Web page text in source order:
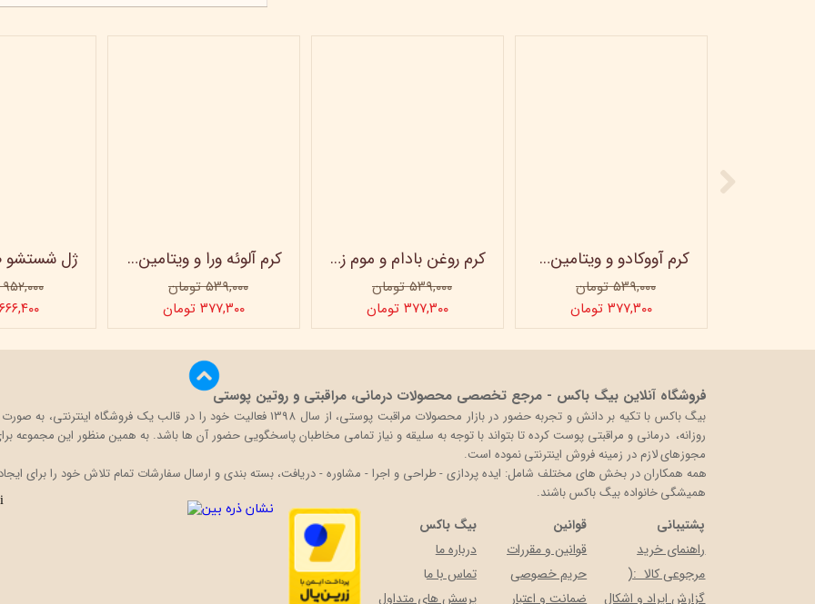
۹۵۲,۰۰۰ تومان
۶۶۶,۴۰۰
کرم آلوئه ورا و ویتامین e ویتابلا
۵۳۹,۰۰۰ تومان
۳۷۷,۳۰۰ تومان
کرم روغن بادام و موم زنبور عسل ویتابلا - 60 میلی لیتر
۵۳۹,۰۰۰ تومان
۳۷۷,۳۰۰ تومان
کرم آووکادو و ویتامینE ویتابلا - تیوپی 60 میلی‌لیتر
۵۳۹,۰۰۰ تومان
۳۷۷,۳۰۰ تومان
پشتیبانی
راهنمای خرید
مرجوعی کالا :(
گزارش ایراد و اشکال
قوانین
قوانین و مقررات
حریم خصوصی
ضمانت و اعتبار
بیگ باکس
درباره ما
تماس با ما
پرسش های متداول
فروشگاه آنلاین بیگ باکس - مرجع تخصصی محصولات درمانی، مراقبتی و روتین پوستی
بیگ باکس با تکیه بر دانش و تجربه حضور در بازار محصولات مراقبت پوستی، از سال 1398
روزانه، درمانی و مراقبتی پوست کرده تا بتواند با توجه به سلیقه و نیاز تمامی مخاطبان پاسخگویی حضور آن ها باشد. به همین منظور این مجموعه
مجوزهای لازم در زمینه فروش اینترنتی نموده است.
همه همکاران در بخش های مختلف شامل: ایده پردازی - طراحی و اجرا - مشاوره - دریافت، بسته بندی و ارسال سفارشات تمام تلاش خود را برای
همیشگی خانواده بیگ باکس باشند.